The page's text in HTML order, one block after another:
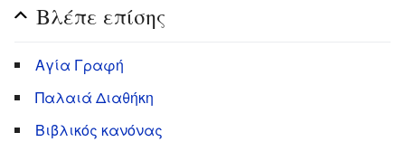
Βλέπε επίσης
Αγία Γραφή
Παλαιά Διαθήκη
Βιβλικός κανόνας